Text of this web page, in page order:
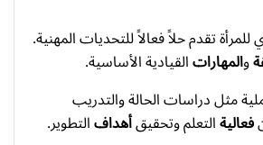
للمرأة تقدم حلاً فعالاً للتحديات المهنية.
والمهاراتالقيادية الأساسية.
مثل دراسات الحالة والتدريب
فعاليةالتعلم وتحقيقأهدافالتطوير.